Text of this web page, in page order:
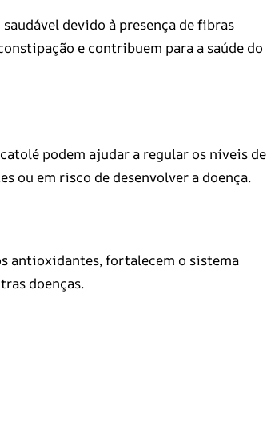
devido à presença de fibras
e contribuem para a saúde do
podem ajudar a regular os níveis de
ou em risco de desenvolver a doença.
antioxidantes, fortalecem o sistema
doenças.